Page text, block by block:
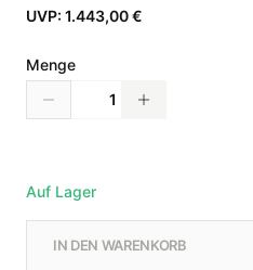
UVP: 1.443,00 €
Menge
Auf Lager
IN DEN WARENKORB